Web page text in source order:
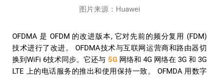
图片来源：Huawei
OFDMA 是 OFDM 的改进版本, 它对先前的频分复用 (FDM)
技术进行了改进。 OFDMA技术与互联网运营商和路由器切
换到WiFi 6技术同步。它还与 5G网络和 4G 网络在 3G 和 3G
LTE 上的电话服务的推出和使用保持一致。 OFMDA 用数字